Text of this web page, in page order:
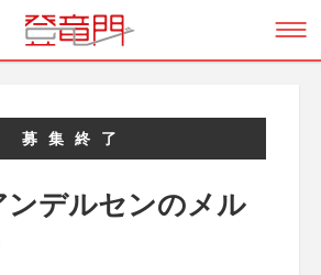
募集終了
ンデルセンのメル